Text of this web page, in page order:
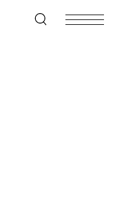
+7 (495) 967-80-80